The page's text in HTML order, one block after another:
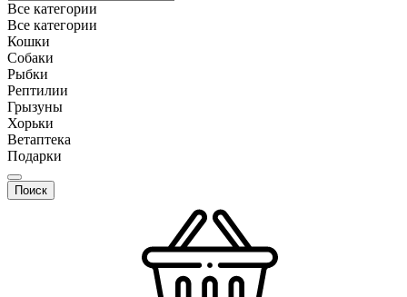
Все категории
Все категории
Кошки
Собаки
Рыбки
Рептилии
Грызуны
Хорьки
Ветаптека
Подарки